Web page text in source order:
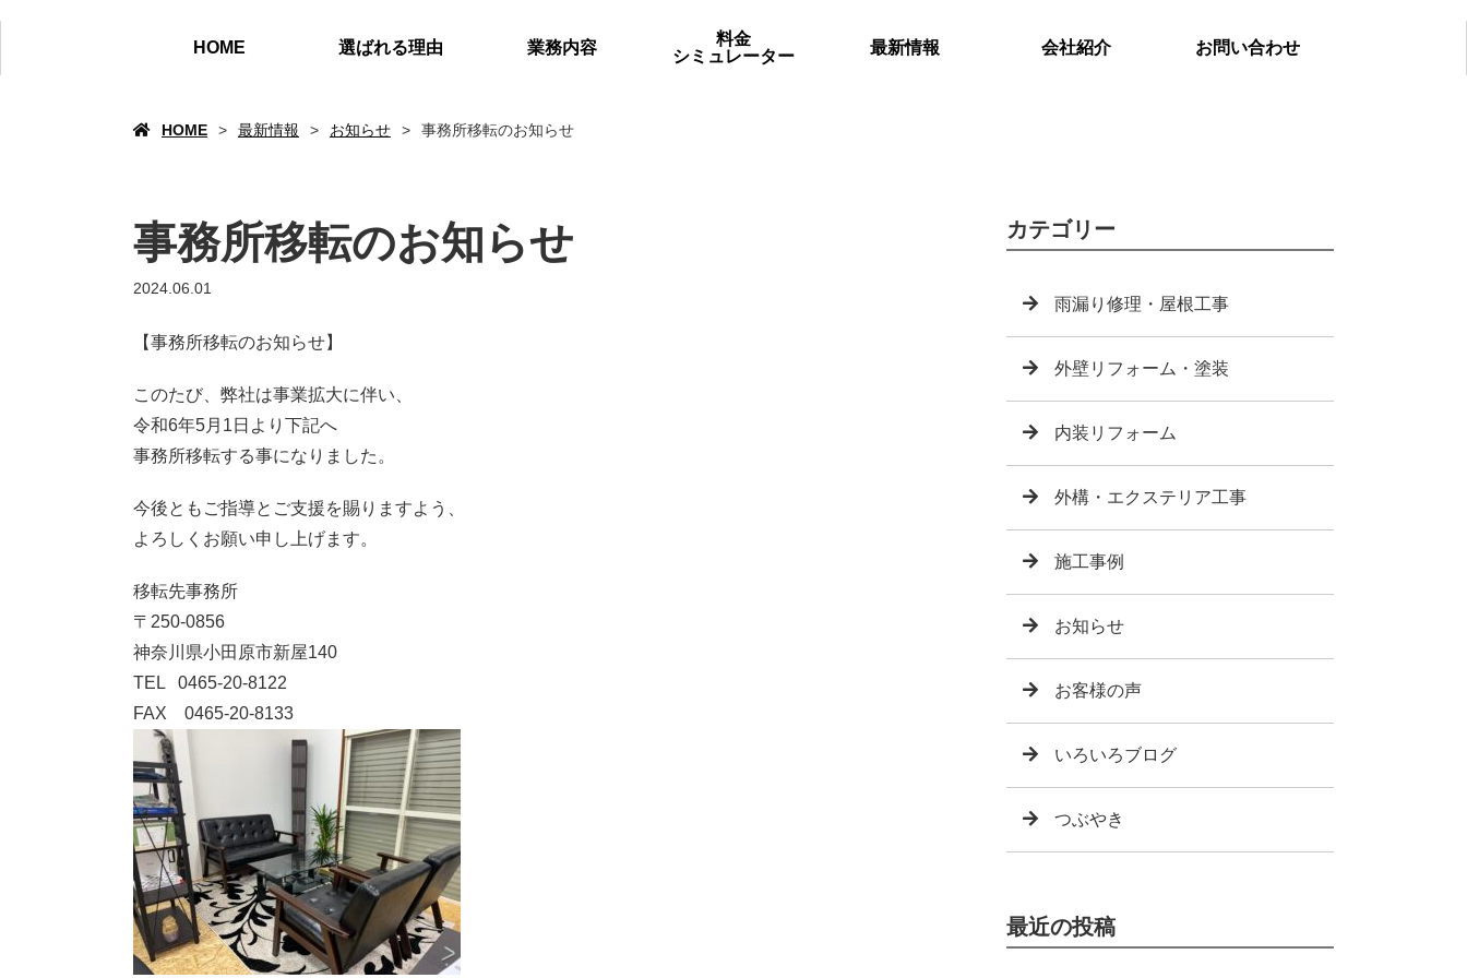
HOME 選ばれる理由 業務内容
料金
シミュレーター
最新情報 会社紹介 お問い合わせ
HOME 最新情報 お知らせ 事務所移転のお知らせ
事務所移転のお知らせ
2024.06.01
【事務所移転のお知らせ】
このたび、弊社は事業拡大に伴い、
令和6年5月1日より下記へ
事務所移転する事になりました。
今後ともご指導とご支援を賜りますよう、
よろしくお願い申し上げます。
移転先事務所
〒250-0856
神奈川県小田原市新屋140
TEL 0465-20-8122
FAX 0465-20-8133
カテゴリー
雨漏り修理・屋根工事
外壁リフォーム・塗装
内装リフォーム
外構・エクステリア工事
施工事例
お知らせ
お客様の声
いろいろブログ
つぶやき
最近の投稿